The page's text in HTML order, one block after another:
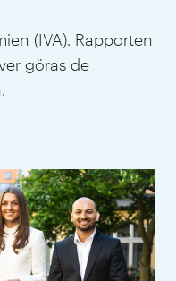
(IVA). Rapporten
göras de